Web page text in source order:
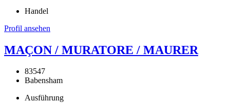
Handel
Profil ansehen
MAÇON / MURATORE / MAURER
83547
Babensham
Ausführung